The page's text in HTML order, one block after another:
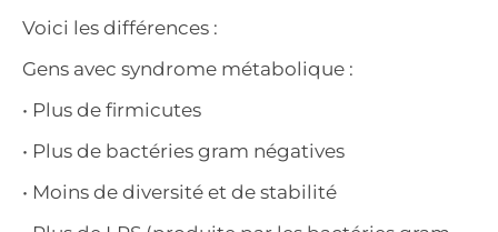
Voici les différences :
Gens avec syndrome métabolique :
• Plus de firmicutes
• Plus de bactéries gram négatives
• Moins de diversité et de stabilité